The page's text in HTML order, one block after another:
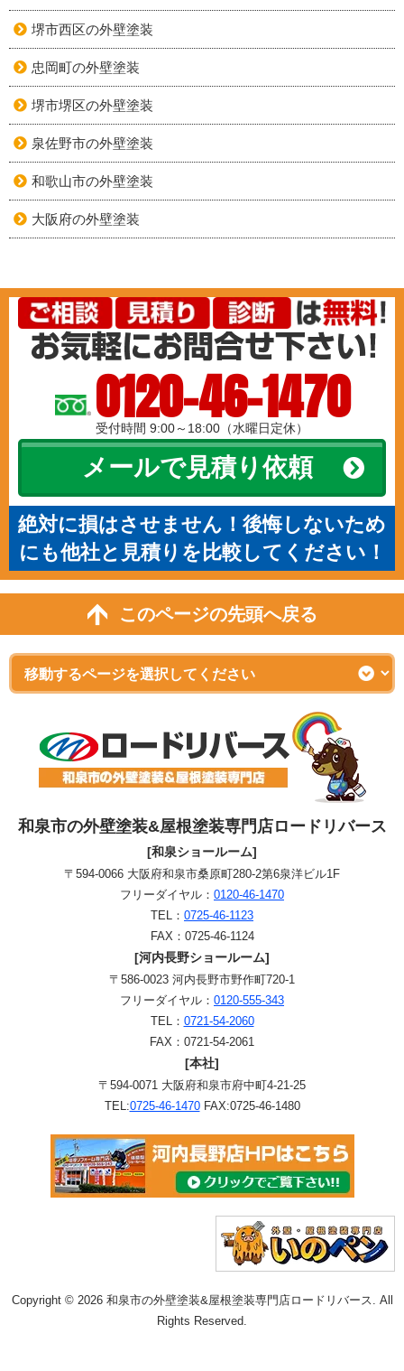
堺市西区の外壁塗装
忠岡町の外壁塗装
堺市堺区の外壁塗装
泉佐野市の外壁塗装
和歌山市の外壁塗装
大阪府の外壁塗装
0120-46-1470
受付時間 9:00～18:00（水曜日定休）
メールで見積り依頼
絶対に損はさせません！後悔しないため
にも他社と見積りを比較してください！
このページの先頭へ戻る
和泉市の外壁塗装&屋根塗装専門店ロードリバース
[和泉ショールーム]
〒594-0066 大阪府和泉市桑原町280-2第6泉洋ビル1F
フリーダイヤル： 0120-46-1470
TEL： 0725-46-1123
FAX：0725-46-1124
[河内長野ショールーム]
〒586-0023 河内長野市野作町720-1
フリーダイヤル： 0120-555-343
TEL： 0721-54-2060
FAX：0721-54-2061
[本社]
〒594-0071 大阪府和泉市府中町4-21-25
TEL:0725-46-1470FAX:0725-46-1480
Copyright © 2026 和泉市の外壁塗装&屋根塗装専門店ロードリバース. All
Rights Reserved.